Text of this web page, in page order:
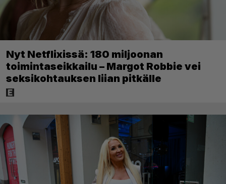
Nyt Netflixissä: 180 miljoonan
toimintaseikkailu – Margot Robbie vei
seksikohtauksen liian pitkälle